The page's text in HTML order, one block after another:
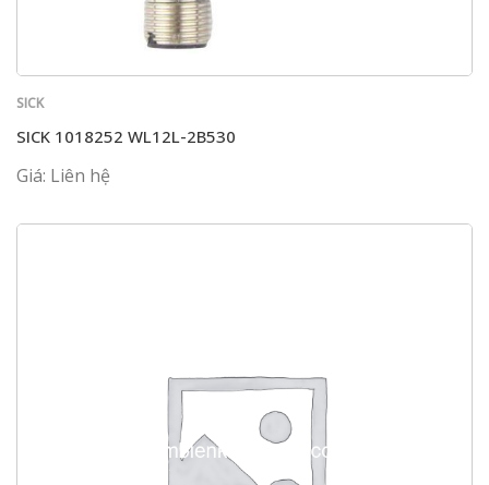
SICK
SICK 1018252 WL12L-2B530
Giá: Liên hệ